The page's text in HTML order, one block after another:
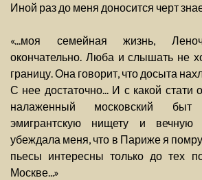
Иной раз до меня доносится черт
«...моя семейная жизнь,
окончательно. Люба и слышать не
границу. Она говорит, что досыта
С нее достаточно... И с какой стати
налаженный московский
эмигрантскую нищету и вечную
убеждала меня, что в Париже я
пьесы интересны только до тех
Москве...»